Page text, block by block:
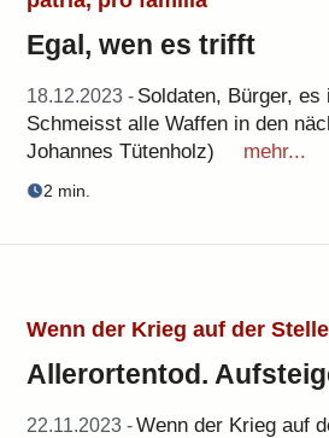
Egal, wen es trifft
18.12.2023 - Soldaten, Bürger,
Schmeisst alle Waffen in den
Johannes Tütenholz)
mehr...
2 min.
Wenn der Krieg auf der
Allerortentod.
22.11.2023 -Wenn der Krieg auf